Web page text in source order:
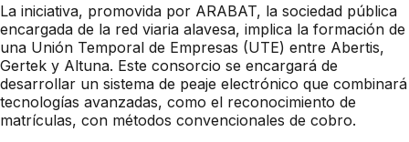
La iniciativa, promovida por ARABAT, la sociedad pública
encargada de la red viaria alavesa, implica la formación de
una Unión Temporal de Empresas (UTE) entre Abertis,
Gertek y Altuna. Este consorcio se encargará de
desarrollar un sistema de peaje electrónico que combinará
tecnologías avanzadas, como el reconocimiento de
matrículas, con métodos convencionales de cobro.